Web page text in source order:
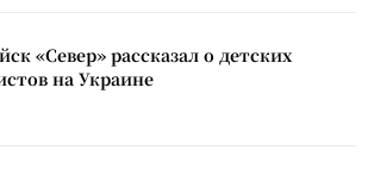
«Север» рассказал о детских
на Украине